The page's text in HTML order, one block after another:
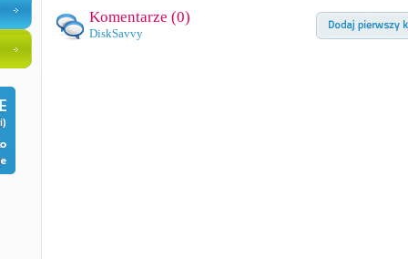
Komentarze (0)
DiskSavvy